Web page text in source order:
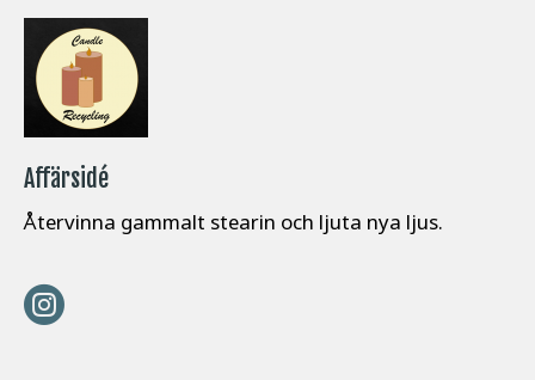
Affärsidé
Återvinna gammalt stearin och ljuta nya ljus.